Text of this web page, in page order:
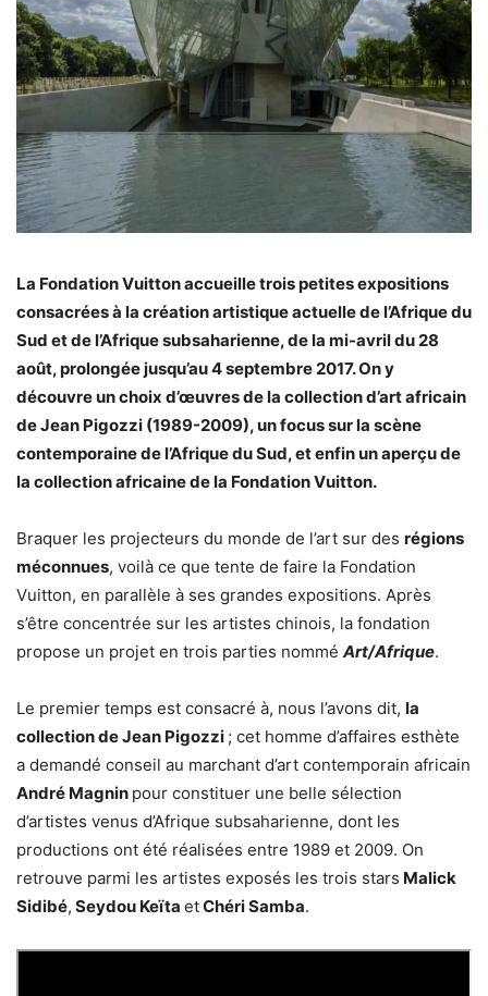
La Fondation Vuitton accueille trois petites expositions
consacrées à la création artistique actuelle de l’Afrique du
Sud et de l’Afrique subsaharienne, de la mi-avril du 28
août, prolongée jusqu’au 4 septembre 2017. On y
découvre un choix d’œuvres de la collection d’art africain
de Jean Pigozzi (1989-2009), un focus sur la scène
contemporaine de l’Afrique du Sud, et enfin un aperçu de
la collection africaine de la Fondation Vuitton.
Braquer les projecteurs du monde de l’art sur des régions
méconnues, voilà ce que tente de faire la Fondation
Vuitton, en parallèle à ses grandes expositions. Après
s’être concentrée sur les artistes chinois, la fondation
propose un projet en trois parties nommé Art/Afrique.
Le premier temps est consacré à, nous l’avons dit, la
collection de Jean Pigozzi ; cet homme d’affaires esthète
a demandé conseil au marchant d’art contemporain africain
André Magnin pour constituer une belle sélection
d’artistes venus d’Afrique subsaharienne, dont les
productions ont été réalisées entre 1989 et 2009. On
retrouve parmi les artistes exposés les trois stars Malick
Sidibé, Seydou Keïta etChéri Samba.